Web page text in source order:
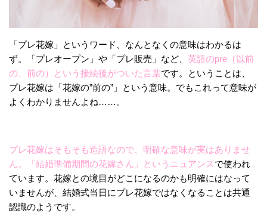
「プレ花嫁」というワード、なんとなくの意味はわかるは
ず。「プレオープン」や「プレ販売」など、 英語のpre（以前
の、前の）という接続後がついた言葉です。ということは、
プレ花嫁は「花嫁の”前の”」という意味。でもこれって意味が
よくわかりませんよね……。
プレ花嫁はそもそも造語なので、明確な意味が実はありませ
ん。「結婚準備期間の花嫁さん」というニュアンス で使われ
ています。花嫁との境目がどこになるのかも明確にはなって
いませんが、結婚式当日にプレ花嫁ではなくなることは共通
認識のようです。